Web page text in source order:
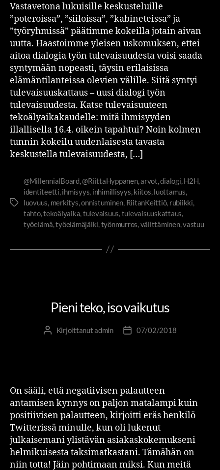
Vastavetona lukuisille keskusteluille
”poteroissa”, ”siiloissa”, ”kabineteissa” ja
”työryhmissä” päätimme kokeilla jotain aivan
uutta. Haastoimme yleisen uskomuksen, ettei
aitoa dialogia työn tulevaisuudesta voisi saada
syntymään nopeasti, täysin erilaisissa
elämäntilanteissa olevien välille. Siitä syntyi
tulevaisuuskattaus – uusi dialogi työn
tulevaisuudesta. Katse tulevaisuuteen
tekoälyaikakaudelle: mitä ihmisyyden
illallisella 16.4. oikein tapahtui? Noin kolmen
tunnin kokeilu uudenlaisesta tavasta
keskustella tulevaisuudesta, […]
@MillennialBoard,@RiittaHyppanen,arvot ,dialogi H2H
identiteetti ihmisyys inhimillisyys kiitos luottamus
luovuus merkitys ,onnistuminen RiitanKeittiö, rubiikki
tahto,tekoälyaika tulevaisuus tulevaisuuskattaus
työelämä ,työelämäjälki työnmurros välittäminen,vastuu
Pieni teko, iso vaikutus
Kirjoittanutadmin 07/02/2018
On sääli, että negatiivisen palautteen
antamisen kynnys on paljon matalampi kuin
positiivisen palautteen, kirjoitti eräs henkilö
Twitterissä minulle, kun oli lukenut
julkaisemani ylistävän asiakaskokemukseni
helmikuisesta taksimatkastani. Tämähän on
niin totta! Jäin pohtimaan miksi. Kun meitä